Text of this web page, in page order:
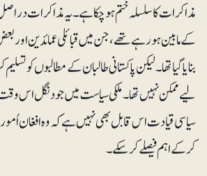
مذاکرات کا سلسلہ ختم ہو چکا ہے۔یہ مذاکرات دراصل
کے مابین ہو رہے تھے، جن میں قبائلی عمائدین اور
بنایا گیا تھا۔ لیکن پاکستانی طالبان کے مطالبوں کو
لیے ممکن نہیں تھا۔ ملکی سیاست میں جو دنگل اس
سیاسی قیادت اس قابل بھی نہیں ہے کہ وہ افغان
کر کے اہم فیصلے کر سکے۔